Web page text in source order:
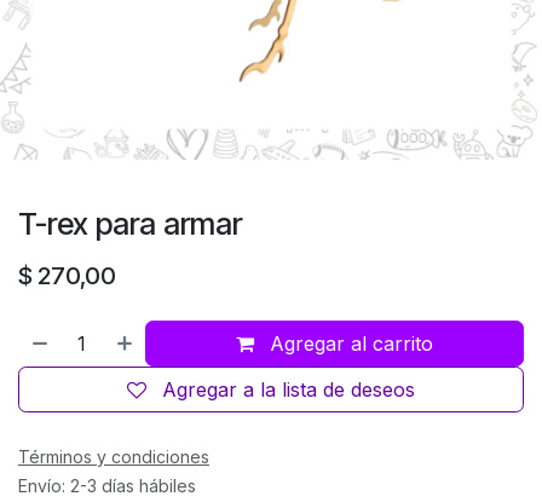
T-rex para armar
$ 270,00
Agregar al carrito
Agregar a la lista de deseos
Términos y condiciones
Envío: 2-3 días hábiles